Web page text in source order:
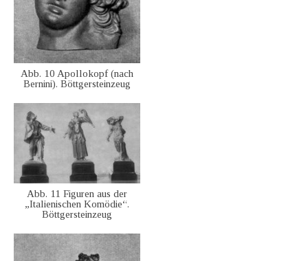
Abb. 10 Apollokopf (nach
Bernini). Böttgersteinzeug
Abb. 11 Figuren aus der
„Italienischen Komödie“.
Böttgersteinzeug